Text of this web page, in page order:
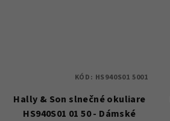
Hally & Son slnečné okuliare
HS940S01 01 50 - Dámské
KÓD: HS940S01 5001